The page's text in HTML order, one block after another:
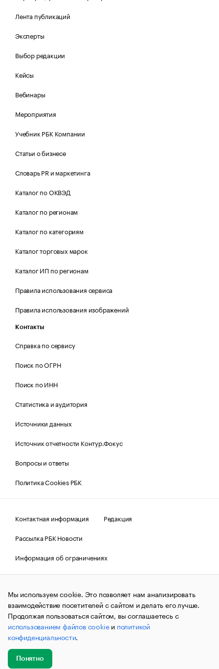
Лента публикаций
Эксперты
Выбор редакции
Кейсы
Вебинары
Мероприятия
Учебник РБК Компании
Статьи о бизнесе
Словарь PR и маркетинга
Каталог по ОКВЭД
Каталог по регионам
Каталог по категориям
Каталог торговых марок
Каталог ИП по регионам
Правила использования сервиса
Правила использования изображений
Контакты
Справка по сервису
Поиск по ОГРН
Поиск по ИНН
Статистика и аудитория
Источники данных
Источник отчетности Контур.Фокус
Вопросы и ответы
Политика Cookies РБК
Контактная информация
Редакция
Рассылка РБК Новости
Информация об ограничениях
Правовая информация
О соблюдении авторских прав
© АО «РОСБИЗНЕСКОНСАЛТИНГ»,1995–2026.Сообщения
и материалы информационного агентства «РБК»
(зарегистрировано Федеральной службой по надзору в сфере
связи, информационных технологий и массовых
коммуникаций (Роскомнадзор) 09.12.2015 за номером ИА
№ФС77-63848) сопровождаются пометкой «РБК». Отдельные
публикации могут содержать информацию,
не предназначенную для пользователей
до 18 лет.
Мы используем cookie. Это позволяет нам анализировать
взаимодействие посетителей с сайтом и делать его лучше.
Продолжая пользоваться сайтом, вы соглашаетесь с
использованием файлов cookieи политикой
конфиденциальности.
Понятно